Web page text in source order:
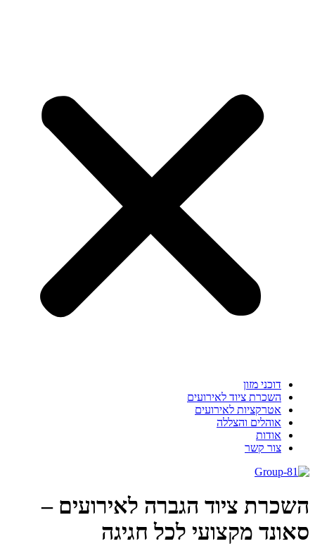
דוכני מזון
השכרת ציוד לאירועים
אטרקציות לאירועים
אוהלים והצללה
אודות
צור קשר
השכרת ציוד הגברה לאירועים –
סאונד מקצועי לכל חגיגה